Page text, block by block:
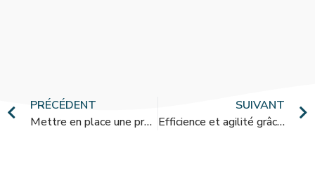
PRÉCÉDENT
Mettre en place une présence digitale et une stratégie Marketing répondant à mes besoins
SUIVANT
Efficience et agilité grâce au digital